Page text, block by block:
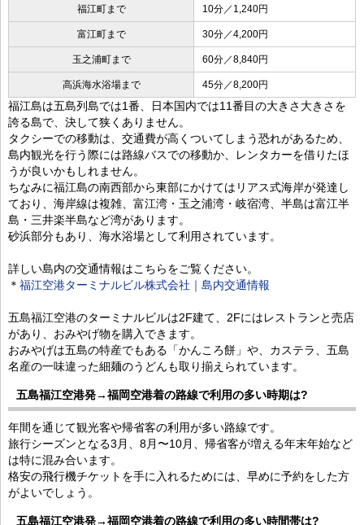
福江町まで 10分／1,240円
富江町まで 30分／4,200円
玉之浦町まで 60分／8,840円
高浜海水浴場まで 45分／8,200円
福江島は五島列島では1番、日本国内では11番目の大きさ大きさを
誇る島で、決して狭くありません。
タクシーでの移動は、交通費が高くついてしまう恐れがあるため、
島内観光を行う際には路線バスでの移動か、レンタカーを借りたほ
うが良いかもしれません。
ちなみに福江島の南西部から東部にかけてはリアス式海岸が発達し
ており、海岸線は複雑、富江湾・玉之浦湾・岐宿湾、半島は富江半
島・三井楽半島など湾があります。
砂浜部分もあり、海水浴場として利用されています。
詳しい島内の交通情報はこちらをご覧ください。
＊ 福江空港ターミナルビル株式会社｜島内交通情報
五島福江空港のターミナルビルは2F建て、2Fにはレストランと売店
があり、おみやげ物を購入できます。
おみやげは五島の特産でもある「かんころ餅」や、カステラ、五島
名産の一味違った細麺のうどんも取り揃えられています。
五島福江空港発→福岡空港着の路線で利用の多い時期は?
年間を通じて観光客や帰省客の利用が多い路線です。
旅行シーズンとなる3月、8月〜10月、帰省客が増える年末年始など
は特に混み合います。
格安の飛行機チケットを手に入れるためには、早めに予約をした方
がよいでしょう。
五島福江空港発→福岡空港着の路線で利用の多い時間帯は?